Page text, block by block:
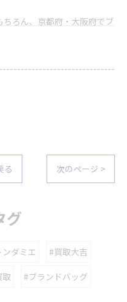
ろん、京都府・大阪府でブ
る 次のページ >
グ
ダミエ #買取大吉
#ブランドバッグ